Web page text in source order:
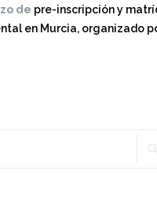
de pre-inscripción y
en Murcia, organizado